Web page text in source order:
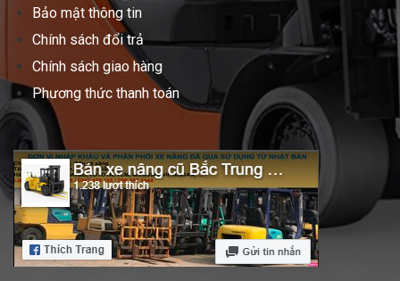
Bảo mật thông tin
Chính sách đổi trả
Chính sách giao hàng
Phương thức thanh toán